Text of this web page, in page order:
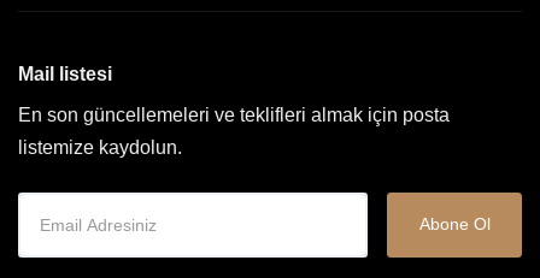
Mail listesi
En son güncellemeleri ve teklifleri almak için posta
listemize kaydolun.
Abone Ol